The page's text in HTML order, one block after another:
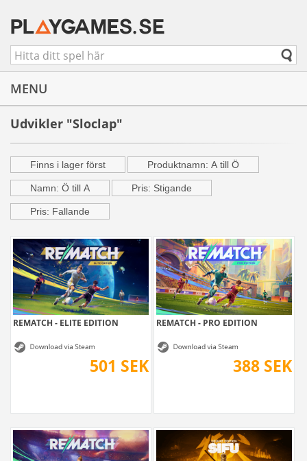
MENU
Udvikler "Sloclap"
Finns i lager först Produktnamn: A till Ö
Namn: Ö till A Pris: Stigande
Pris: Fallande
REMATCH - ELITE EDITION
501 SEK
REMATCH - PRO EDITION
388 SEK